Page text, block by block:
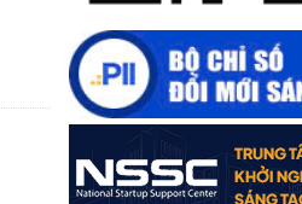
nghiệp đổi mới sáng tạo
Khi khoa học - công nghệ
đột phá
Chế biến sâu – Nâng cao
sản